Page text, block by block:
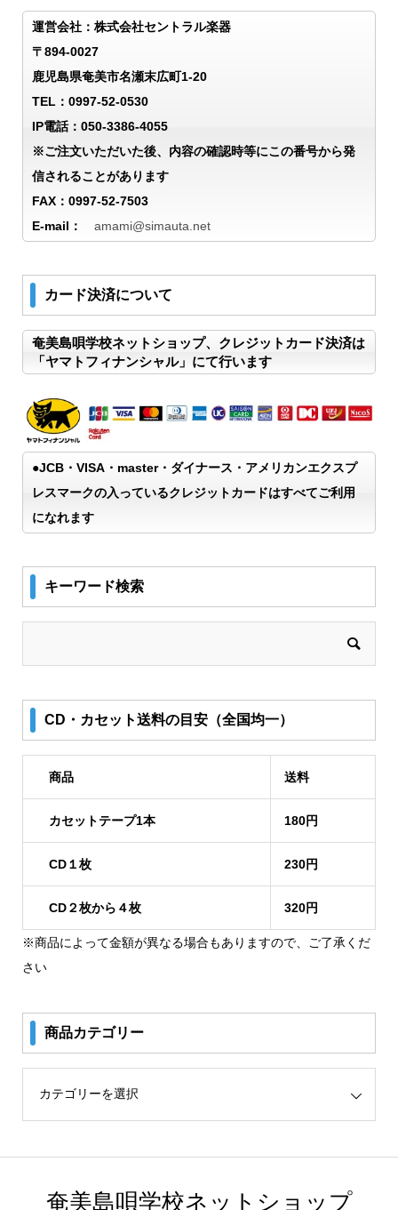
運営会社：株式会社セントラル楽器
〒894-0027
鹿児島県奄美市名瀬末広町1-20
TEL：0997-52-0530
IP電話：050-3386-4055
※ご注文いただいた後、内容の確認時等にこの番号から発
信されることがあります
FAX：0997-52-7503
E-mail： amami@simauta.net
カード決済について
奄美島唄学校ネットショップ、クレジットカード決済は
「ヤマトフィナンシャル」にて行います
●JCB・VISA・master・ダイナース・アメリカンエクスプ
レスマークの入っているクレジットカードはすべてご利用
になれます
キーワード検索
CD・カセット送料の目安（全国均一）
商品 送料
カセットテープ1本 180円
CD１枚 230円
CD２枚から４枚 320円
※商品によって金額が異なる場合もありますので、ご了承くだ
さい
商品カテゴリー
奄美島唄学校ネットショップ